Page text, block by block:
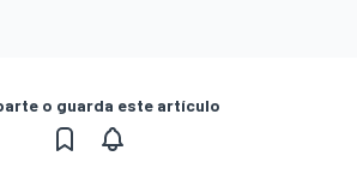
o guarda este artículo